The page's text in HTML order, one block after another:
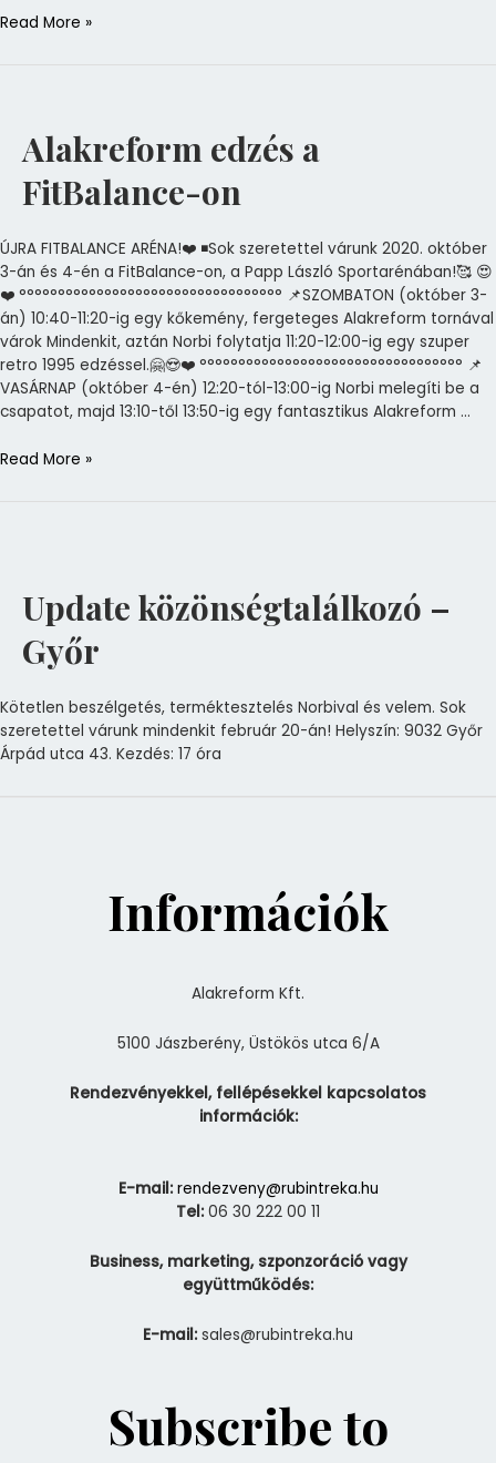
Read More »
Alakreform edzés a
FitBalance-on
ÚJRA FITBALANCE ARÉNA!❤️ ◾Sok szeretettel várunk 2020. október
3-án és 4-én a FitBalance-on, a Papp László Sportarénában!🥰 😍
❤️ °°°°°°°°°°°°°°°°°°°°°°°°°°°°°°°°°° 📌SZOMBATON (október 3-
án) 10:40-11:20-ig egy kőkemény, fergeteges Alakreform tornával
várok Mindenkit, aztán Norbi folytatja 11:20-12:00-ig egy szuper
retro 1995 edzéssel.🤗😍❤️ °°°°°°°°°°°°°°°°°°°°°°°°°°°°°°°°°° 📌
VASÁRNAP (október 4-én) 12:20-tól-13:00-ig Norbi melegíti be a
csapatot, majd 13:10-től 13:50-ig egy fantasztikus Alakreform …
FitBalance-
Read More »
Update közönségtalálkozó –
Győr
Kötetlen beszélgetés, terméktesztelés Norbival és velem. Sok
szeretettel várunk mindenkit február 20-án! Helyszín: 9032 Győr
Árpád utca 43. Kezdés: 17 óra
Információk
Alakreform Kft.
5100 Jászberény, Üstökös utca 6/A
Rendezvényekkel, fellépésekkel kapcsolatos
információk:
E-mail: rendezveny@rubintreka.hu
Tel: 06 30 222 00 11
Business, marketing, szponzoráció vagy
együttműködés:
E-mail: sales@rubintreka.hu
Subscribe to